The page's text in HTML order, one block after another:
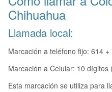
Chihuahua
Llamada local:
Marcación a teléfono fijo: 614
Marcación a Celular: 10 dígitos
Esta marcación se utiliza para